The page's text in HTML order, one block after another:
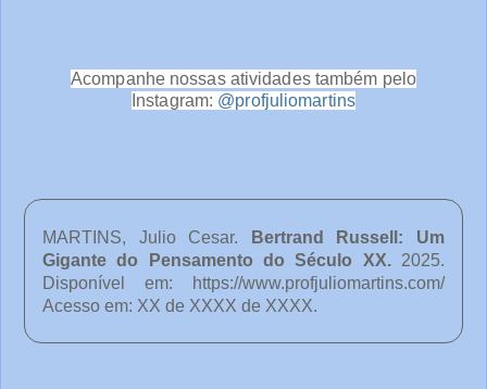
Acompanhe nossas atividades também pelo
Instagram: @profjuliomartins
MARTINS, Julio Cesar.
Bertrand Russell: Um
Gigante do Pensamento do Século XX. 2025.
Disponível em:
https://www.profjuliomartins.com/
Acesso em: XX de XXXX de XXXX.